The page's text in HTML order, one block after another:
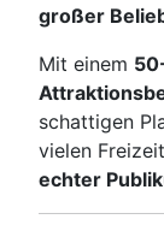
großer
Mit einem
schattigen
vielen
echter